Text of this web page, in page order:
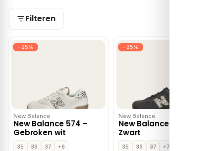
Filteren
−25%
New Balance
New Balance 574 –
Gebroken wit
35 36 37
+6
−25%
New Balance
New Balance 574 –
Zwart
35 36 37
+7